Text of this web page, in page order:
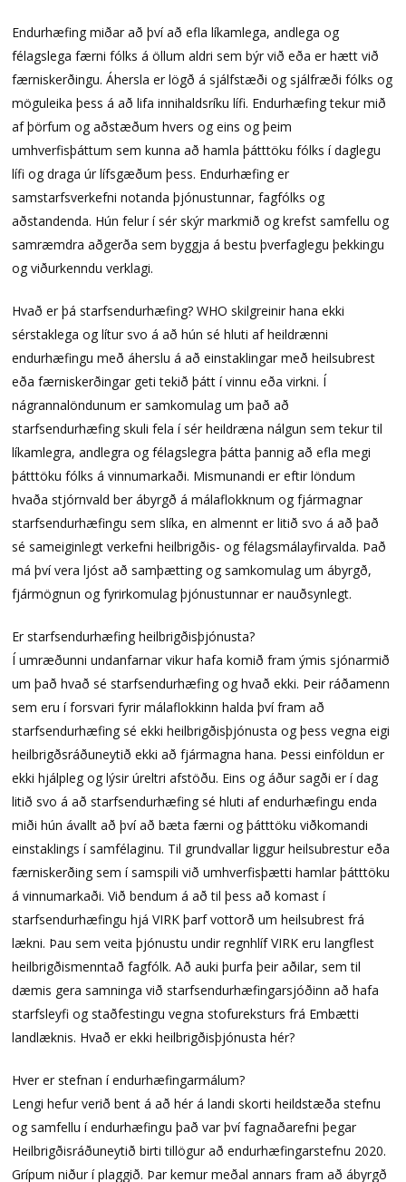
Endurhæfing miðar að því að efla líkamlega, andlega og
félagslega færni fólks á öllum aldri sem býr við eða er hætt við
færniskerðingu. Áhersla er lögð á sjálfstæði og sjálfræði fólks og
möguleika þess á að lifa innihaldsríku lífi. Endurhæfing tekur mið
af þörfum og aðstæðum hvers og eins og þeim
umhverfisþáttum sem kunna að hamla þátttöku fólks í daglegu
lífi og draga úr lífsgæðum þess. Endurhæfing er
samstarfsverkefni notanda þjónustunnar, fagfólks og
aðstandenda. Hún felur í sér skýr markmið og krefst samfellu og
samræmdra aðgerða sem byggja á bestu þverfaglegu þekkingu
og viðurkenndu verklagi.
Hvað er þá starfsendurhæfing? WHO skilgreinir hana ekki
sérstaklega og lítur svo á að hún sé hluti af heildrænni
endurhæfingu með áherslu á að einstaklingar með heilsubrest
eða færniskerðingar geti tekið þátt í vinnu eða virkni. Í
nágrannalöndunum er samkomulag um það að
starfsendurhæfing skuli fela í sér heildræna nálgun sem tekur til
líkamlegra, andlegra og félagslegra þátta þannig að efla megi
þátttöku fólks á vinnumarkaði. Mismunandi er eftir löndum
hvaða stjórnvald ber ábyrgð á málaflokknum og fjármagnar
starfsendurhæfingu sem slíka, en almennt er litið svo á að það
sé sameiginlegt verkefni heilbrigðis- og félagsmálayfirvalda. Það
má því vera ljóst að samþætting og samkomulag um ábyrgð,
fjármögnun og fyrirkomulag þjónustunnar er nauðsynlegt.
Er starfsendurhæfing heilbrigðisþjónusta?
Í umræðunni undanfarnar vikur hafa komið fram ýmis sjónarmið
um það hvað sé starfsendurhæfing og hvað ekki. Þeir ráðamenn
sem eru í forsvari fyrir málaflokkinn halda því fram að
starfsendurhæfing sé ekki heilbrigðisþjónusta og þess vegna eigi
heilbrigðsráðuneytið ekki að fjármagna hana. Þessi einföldun er
ekki hjálpleg og lýsir úreltri afstöðu. Eins og áður sagði er í dag
litið svo á að starfsendurhæfing sé hluti af endurhæfingu enda
miði hún ávallt að því að bæta færni og þátttöku viðkomandi
einstaklings í samfélaginu. Til grundvallar liggur heilsubrestur eða
færniskerðing sem í samspili við umhverfisþætti hamlar þátttöku
á vinnumarkaði. Við bendum á að til þess að komast í
starfsendurhæfingu hjá VIRK þarf vottorð um heilsubrest frá
lækni. Þau sem veita þjónustu undir regnhlíf VIRK eru langflest
heilbrigðismenntað fagfólk. Að auki þurfa þeir aðilar, sem til
dæmis gera samninga við starfsendurhæfingarsjóðinn að hafa
starfsleyfi og staðfestingu vegna stofureksturs frá Embætti
landlæknis. Hvað er ekki heilbrigðisþjónusta hér?
Hver er stefnan í endurhæfingarmálum?
Lengi hefur verið bent á að hér á landi skorti heildstæða stefnu
og samfellu í endurhæfingu það var því fagnaðarefni þegar
Heilbrigðisráðuneytið birti tillögur að endurhæfingarstefnu 2020.
Grípum niður í plaggið. Þar kemur meðal annars fram að ábyrgð